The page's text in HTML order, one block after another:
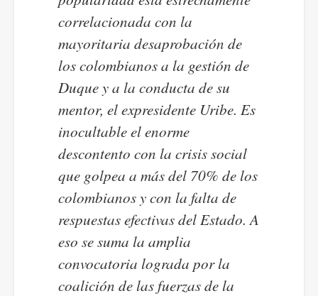
correlacionada con la
mayoritaria desaprobación de
los colombianos a la gestión de
Duque y a la conducta de su
mentor, el expresidente Uribe. Es
inocultable el enorme
descontento con la crisis social
que golpea a más del 70% de los
colombianos y con la falta de
respuestas efectivas del Estado. A
eso se suma la amplia
convocatoria lograda por la
coalición de las fuerzas de la